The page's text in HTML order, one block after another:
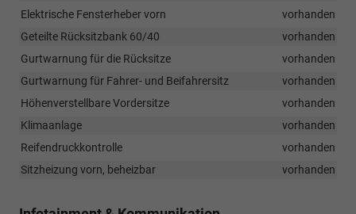
Elektrische Fensterheber vorn
vorhanden
Geteilte Rücksitzbank 60/40
vorhanden
Gurtwarnung für die Rücksitze
vorhanden
Gurtwarnung für Fahrer- und Beifahrersitz
vorhanden
Höhenverstellbare Vordersitze
vorhanden
Klimaanlage
vorhanden
Reifendruckkontrolle
vorhanden
Sitzheizung vorn, beheizbar
vorhanden